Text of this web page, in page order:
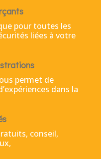
pour toutes les
liées à votre
permet de
dans la
conseil,